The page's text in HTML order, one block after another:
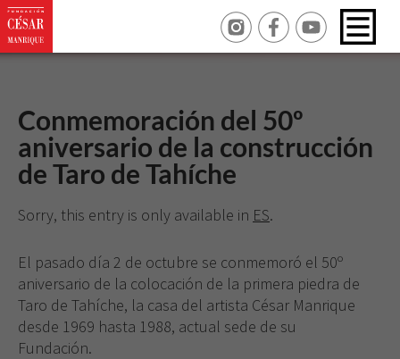
Conmemoración del 50º
aniversario de la construcción
de Taro de Tahíche
Sorry, this entry is only available in ES.
El pasado día 2 de octubre se conmemoró el 50º
aniversario de la colocación de la primera piedra de
Taro de Tahíche, la casa del artista César Manrique
desde 1969 hasta 1988, actual sede de su
Fundación.